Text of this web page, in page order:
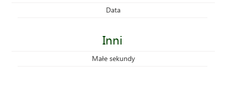
Data
Inni
Małe sekundy